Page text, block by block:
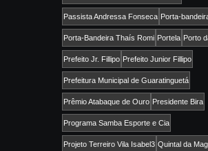
Passista Andressa Fonseca Porta-
Porta-Bandeira Thaís Romi Portela Porto
Prefeito Jr. Fillipo Prefeito Junior Fillipo
Prefeitura Municipal de Guaratinguetá
Prêmio Atabaque de Ouro Presidente Bira
Programa Samba Esporte e Cia
Projeto Terreiro Vila Isabel3 Quintal da